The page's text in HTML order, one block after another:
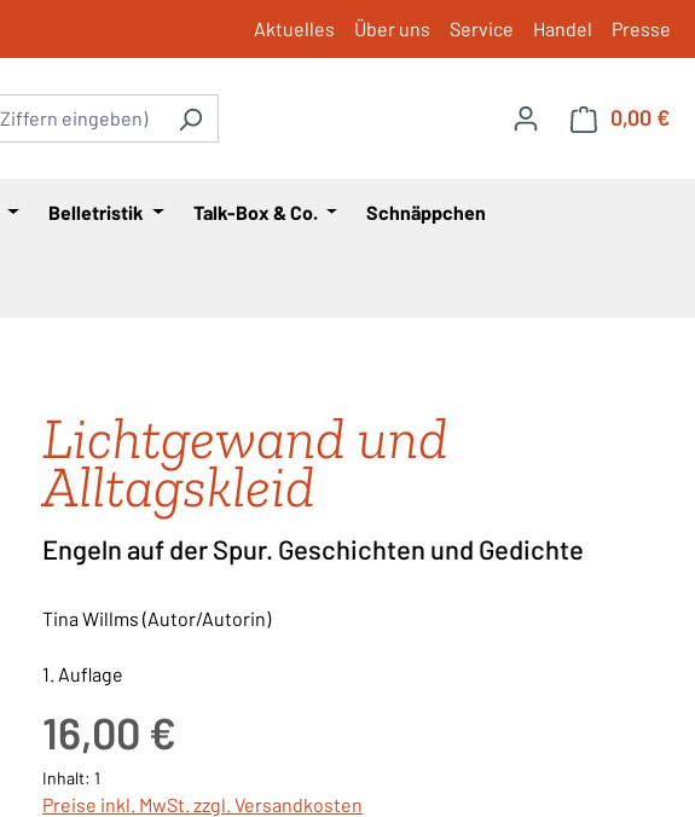
Aktuelles Über uns Service Handel Presse
0,00 €
Belletristik Talk-Box & Co. Schnäppchen
Lichtgewand und
Alltagskleid
Engeln auf der Spur. Geschichten und Gedichte
Tina Willms (Autor/Autorin)
1. Auflage
16,00 €
Inhalt: 1
Preise inkl. MwSt. zzgl. Versandkosten